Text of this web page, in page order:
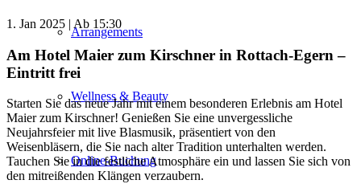
Arrangements
Wellness & Beauty
Online-Buchung
1. Jan 2025 | Ab 15:30
Am Hotel Maier zum Kirschner in Rottach-Egern –
Eintritt frei
Starten Sie das neue Jahr mit einem besonderen Erlebnis am Hotel
Maier zum Kirschner! Genießen Sie eine unvergessliche
Neujahrsfeier mit live Blasmusik, präsentiert von den
Weisenbläsern, die Sie nach alter Tradition unterhalten werden.
Tauchen Sie in die festliche Atmosphäre ein und lassen Sie sich von
den mitreißenden Klängen verzaubern.